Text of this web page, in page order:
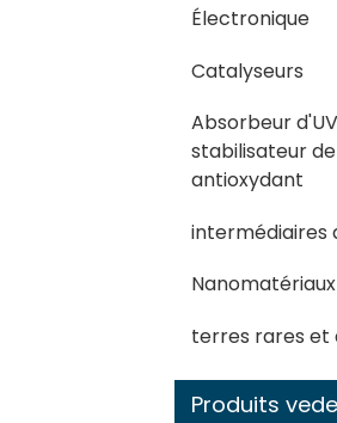
Électronique
Catalyseurs
Absorbeur
stabilisateur
antioxydant
intermédiaires
Nanomatériaux
terres rares et
Produits